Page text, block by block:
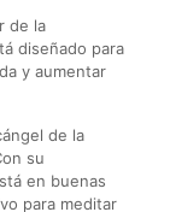
de la
diseñado para
y aumentar
de la
su
en buenas
para meditar